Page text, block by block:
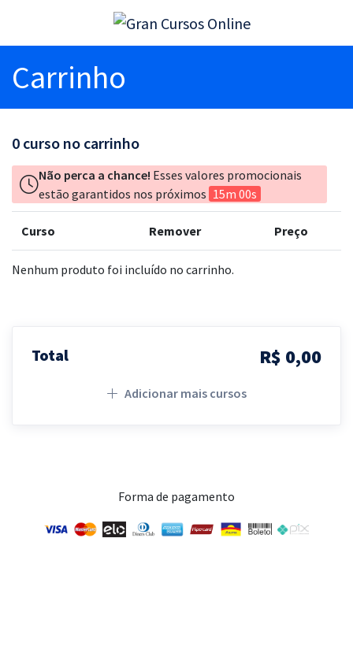
Carrinho
0 curso no carrinho
Não perca a chance! Esses valores promocionais
estão garantidos nos próximos 15m 00s
Curso Remover Preço
Nenhum produto foi incluído no carrinho.
Total R$ 0,00
Adicionar mais cursos
Forma de pagamento